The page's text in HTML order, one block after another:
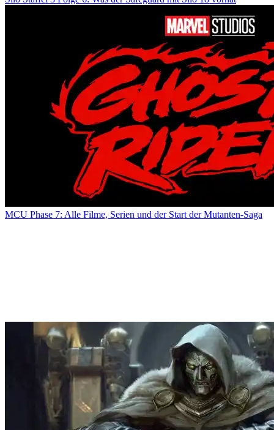
MCU Phase 7: Alle Filme, Serien und der Start der Mutanten-Saga